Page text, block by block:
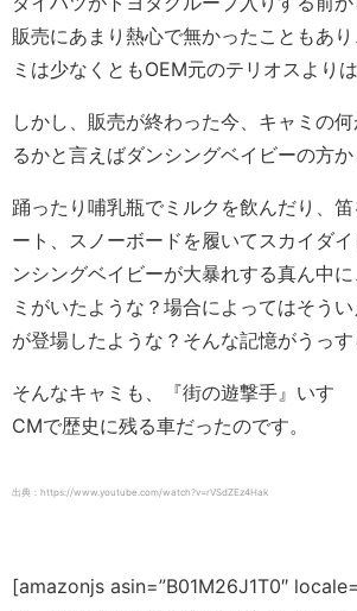
販売にあまり熱心で無かったこともあ
ミは少なくともOEM元のテリオスよりは
しかし、販売が終わった今、キャミの
るかと言えばダンシングベイビーの方か
踊ったり哺乳瓶でミルクを飲んだり、
ート、スノーボードを履いてスカイダ
ンシングベイビーが大暴れする真ん中
ミがいたような？場合によってはそう
が登場したような？そんな記憶がうっす
そんなキャミも、『街の遊撃手』いすゞ
CMで歴史に残る車だったのです。
出典：https://www.youtube.com/watch?v=rVSdZEz4Hak
[amazonjs asin=”B01M26J1T0″